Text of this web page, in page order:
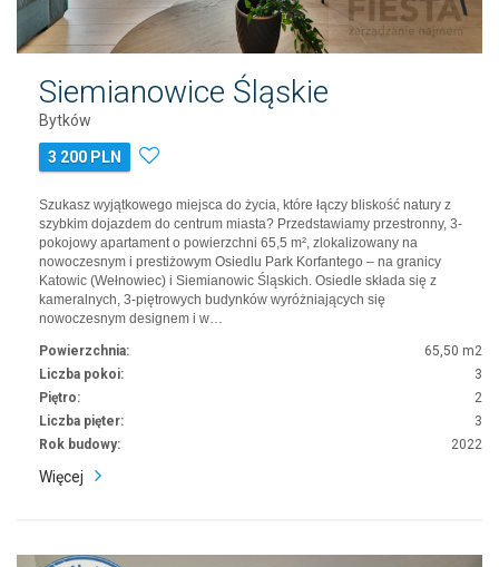
Siemianowice Śląskie
Bytków
3 200 PLN
Szukasz wyjątkowego miejsca do życia, które łączy bliskość natury z
szybkim dojazdem do centrum miasta? Przedstawiamy przestronny, 3-
pokojowy apartament o powierzchni 65,5 m², zlokalizowany na
nowoczesnym i prestiżowym Osiedlu Park Korfantego – na granicy
Katowic (Wełnowiec) i Siemianowic Śląskich. Osiedle składa się z
kameralnych, 3-piętrowych budynków wyróżniających się
nowoczesnym designem i w…
Powierzchnia:
65,50 m2
Liczba pokoi:
3
Piętro:
2
Liczba pięter:
3
Rok budowy:
2022
Więcej